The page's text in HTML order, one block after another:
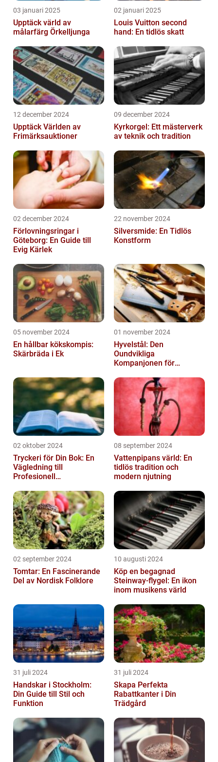
03 januari 2025
Upptäck värld av
målarfärg Örkelljunga
02 januari 2025
Louis Vuitton second
hand: En tidlös skatt
12 december 2024
Upptäck Världen av
Frimärksauktioner
09 december 2024
Kyrkorgel: Ett mästerverk
av teknik och tradition
02 december 2024
Förlovningsringar i
Göteborg: En Guide till
Evig Kärlek
22 november 2024
Silversmide: En Tidlös
Konstform
05 november 2024
En hållbar kökskompis:
Skärbräda i Ek
01 november 2024
Hyvelstål: Den
Oundvikliga
Kompanjonen för
02 oktober 2024
Tryckeri för Din Bok: En
Vägledning till
Profesionell
08 september 2024
Vattenpipans värld: En
tidlös tradition och
modern njutning
02 september 2024
Tomtar: En Fascinerande
Del av Nordisk Folklore
10 augusti 2024
Köp en begagnad
Steinway-flygel: En ikon
inom musikens värld
31 juli 2024
Handskar i Stockholm:
Din Guide till Stil och
Funktion
31 juli 2024
Skapa Perfekta
Rabattkanter i Din
Trädgård